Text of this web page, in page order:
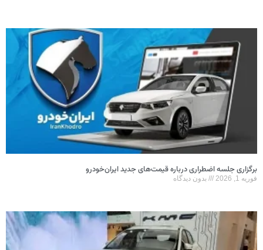
برگزاری جلسه اضطراری درباره قیمت‌های جدید ایران‌خودرو
فوریه 1, 2026 بدون دیدگاه